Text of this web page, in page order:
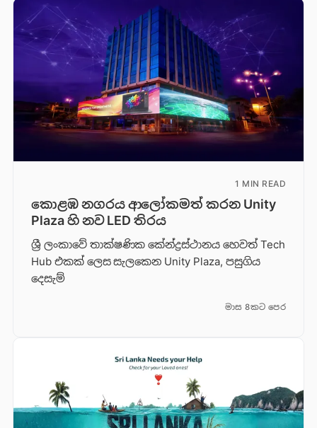
1 MIN READ
කොළඹ නගරය ආලෝකමත් කරන Unity
Plaza හි නව LED තිරය
ශ්‍රී ලංකාවේ තාක්ෂණික කේන්ද්‍රස්ථානය හෙවත් Tech
Hub එකක් ලෙස සැලකෙන Unity Plaza, පසුගිය
දෙසැම්
මාස 8කට පෙර